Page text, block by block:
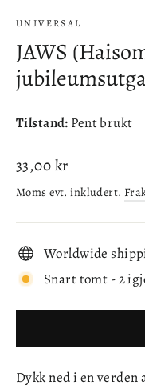
UNIVERSAL
JAWS
Tilstand: Pent brukt
Ordinær
pris
33,00 kr
Moms evt. inkludert.
Worldwide
Snart tomt - 2
Dykk ned i en verden